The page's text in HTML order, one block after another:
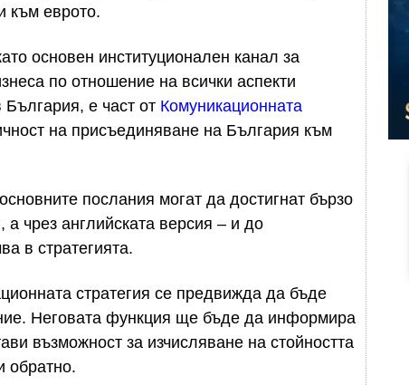
към еврото.
основен институционален канал за
по отношение на всички аспекти
е част от Комуникационната
на присъединяване на България към
послания могат да достигнат бързо
чрез английската версия – и до
в стратегията.
стратегия се предвижда да бъде
Неговата функция ще бъде да информира
възможност за изчисляване на стойността
обратно.